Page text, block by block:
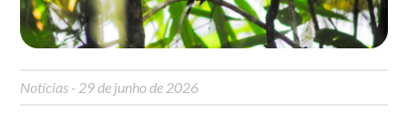
Notícias - 29 de junho de 2026